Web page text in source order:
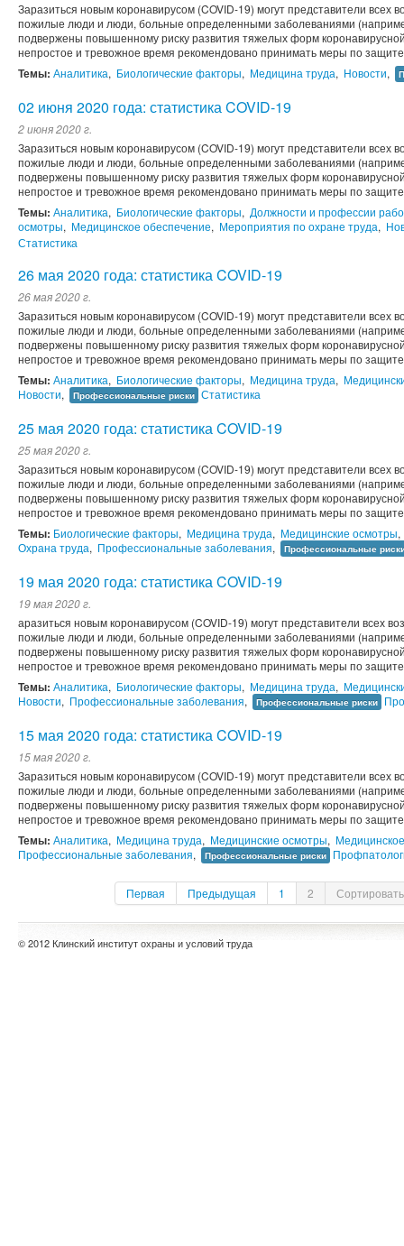
Заразиться новым коронавирусом (COVID-19) могут представители всех
пожилые люди и люди, больные определенными заболеваниями
подвержены повышенному риску развития тяжелых форм
непростое и тревожное время рекомендовано принимать меры по
Темы: Аналитика, Биологические факторы, Медицина труда, Новости,
02 июня 2020 года: статистика COVID-19
2 июня 2020 г.
Заразиться новым коронавирусом (COVID-19) могут представители всех
пожилые люди и люди, больные определенными заболеваниями
подвержены повышенному риску развития тяжелых форм
непростое и тревожное время рекомендовано принимать меры по
Темы: Аналитика, Биологические факторы, Должности и профессии
осмотры, Медицинское обеспечение, Мероприятия по охране труда,
Статистика
26 мая 2020 года: статистика COVID-19
26 мая 2020 г.
Заразиться новым коронавирусом (COVID-19) могут представители всех
пожилые люди и люди, больные определенными заболеваниями
подвержены повышенному риску развития тяжелых форм
непростое и тревожное время рекомендовано принимать меры по
Темы: Аналитика, Биологические факторы, Медицина труда,
Новости, Профессиональные риски Статистика
25 мая 2020 года: статистика COVID-19
25 мая 2020 г.
Заразиться новым коронавирусом (COVID-19) могут представители всех
пожилые люди и люди, больные определенными заболеваниями
подвержены повышенному риску развития тяжелых форм
непростое и тревожное время рекомендовано принимать меры по
Темы: Биологические факторы, Медицина труда, Медицинские осмотры,
Охрана труда, Профессиональные заболевания, Профессиональные
19 мая 2020 года: статистика COVID-19
19 мая 2020 г.
аразиться новым коронавирусом (COVID-19) могут представители всех
пожилые люди и люди, больные определенными заболеваниями
подвержены повышенному риску развития тяжелых форм
непростое и тревожное время рекомендовано принимать меры по
Темы: Аналитика, Биологические факторы, Медицина труда,
Новости, Профессиональные заболевания, Профессиональные риски
15 мая 2020 года: статистика COVID-19
15 мая 2020 г.
Заразиться новым коронавирусом (COVID-19) могут представители всех
пожилые люди и люди, больные определенными заболеваниями
подвержены повышенному риску развития тяжелых форм
непростое и тревожное время рекомендовано принимать меры по
Темы: Аналитика, Медицина труда, Медицинские осмотры,
Профессиональные заболевания, Профессиональные риски
Первая Предыдущая 1 2
© 2012 Клинский институт охраны и условий труда